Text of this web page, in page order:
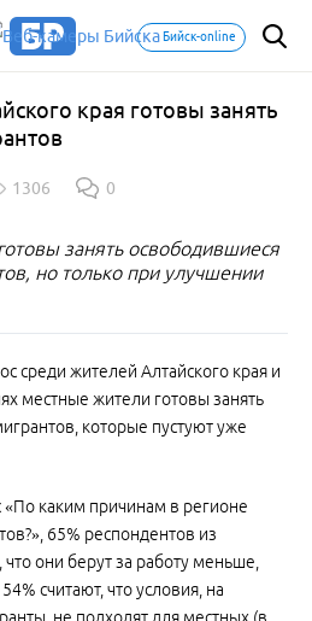
Бийск-online
края готовы занять
1306 0
занять освободившиеся
но только при улучшении
среди жителей Алтайского края и
местные жители готовы занять
которые пустуют уже
«По каким причинам в регионе
65% респондентов из
они берут за работу меньше,
считают, что условия, на